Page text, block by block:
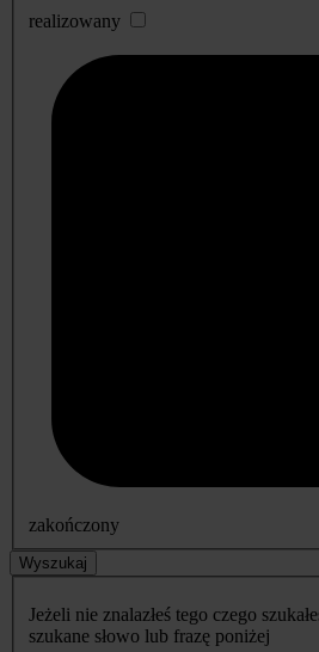
realizowany
zakończony
Wyszukaj
Jeżeli nie znalazłeś tego czego
szukane słowo lub frazę poniżej